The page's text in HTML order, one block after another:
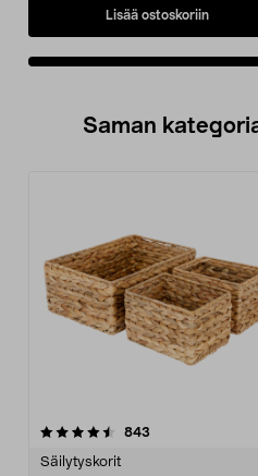
Lisää ostoskoriin
Saman
843
Säilytyskorit
4.5 viidestä